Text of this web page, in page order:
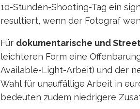
10-Stunden-Shooting-Tag ein
resultiert, wenn der Fotograf
Für dokumentarische und
leichteren Form eine
Available-Light-Arbeit) und der
Wahl für unauffällige Arbeit in
bedeuten zudem niedrigere